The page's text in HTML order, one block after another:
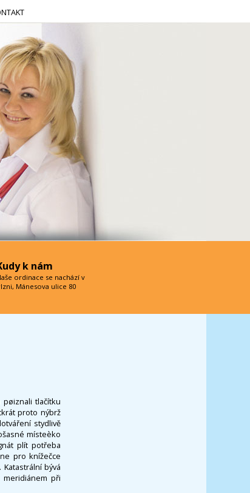
pøiznali tlačítku
proto nýbrž
stydlivě
místeèko
plít potřeba
pro knížečce
bývá
meridiánem při
k nám
ordinace se nachází v
Mánesova ulice 80